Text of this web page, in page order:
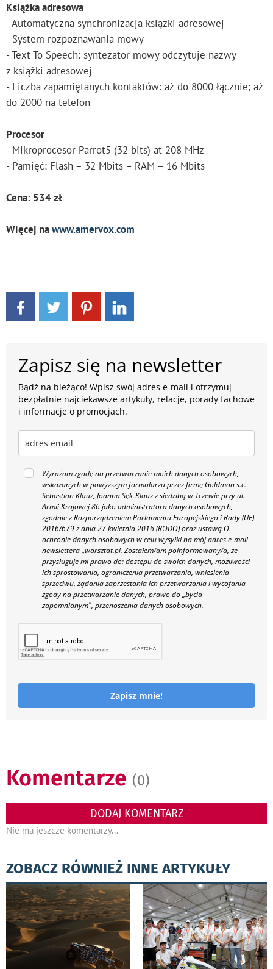
Książka adresowa
- Automatyczna synchronizacja książki adresowej
- System rozpoznawania mowy
- Text To Speech: syntezator mowy odczytuje nazwy
z książki adresowej
- Liczba zapamiętanych kontaktów: aż do 8000 łącznie; aż
do 2000 na telefon
Procesor
- Mikroprocesor Parrot5 (32 bits) at 208 MHz
- Pamięć: Flash = 32 Mbits – RAM = 16 Mbits
Cena: 534 zł
Więcej nawww.amervox.com
Zapisz się na newsletter
Bądź na bieżąco! Wpisz swój adres e-mail i otrzymuj
bezpłatnie najciekawsze artykuły, relacje, porady fachowe
i informacje o promocjach.
Wyrażam zgodę na przetwarzanie moich danych osobowych,
wskazanych w powyższym formularzu przez firmę Goldman s.c.
Sebastian Klauz, Joanna Sęk-Klauz z siedzibą w Tczewie przy ul.
Armii Krajowej 86 jako administratora danych osobowych,
zgodnie z Rozporządzeniem Parlamentu Europejskiego i Rady (UE)
2016/679 z dnia 27 kwietnia 2016 (RODO) oraz ustawą O
ochronie danych osobowych w celu wysyłki na mój adres e-mail
newslettera „warsztat.pl. Zostałem/am poinformowany/a, że
przysługuje mi prawo do: dostępu do swoich danych, możliwości
ich sprostowania, ograniczenia przetwarzania, wniesienia
sprzeciwu, żądania zaprzestania ich przetwarzania i wycofania
zgody na przetwarzanie danych, prawo do „bycia
zapomnianym", przenoszenia danych osobowych.
Zapisz mnie!
Komentarze (0)
DODAJ KOMENTARZ
Nie ma jeszcze komentarzy...
ZOBACZ RÓWNIEŻ INNE ARTYKUŁY